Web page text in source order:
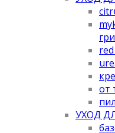
от
УХОД